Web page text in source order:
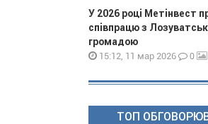
У 2026 році Метінвест
співпрацю з
громадою
15:12, 11 мар 2026 0
ТОП